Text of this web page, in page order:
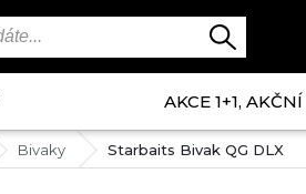
AKCE 1+1,
Bivaky Starbaits Bivak QG DLX